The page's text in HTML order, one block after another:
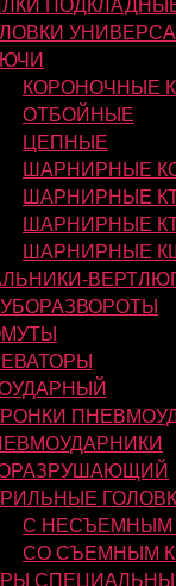
КОРОНОЧНЫЕ
ОТБОЙНЫЕ
ЦЕПНЫЕ
ШАРНИРНЫЕ
ШАРНИРНЫЕ
ШАРНИРНЫЕ
ШАРНИРНЫЕ
С НЕСЪЕМНЫМ
СО СЪЕМНЫМ